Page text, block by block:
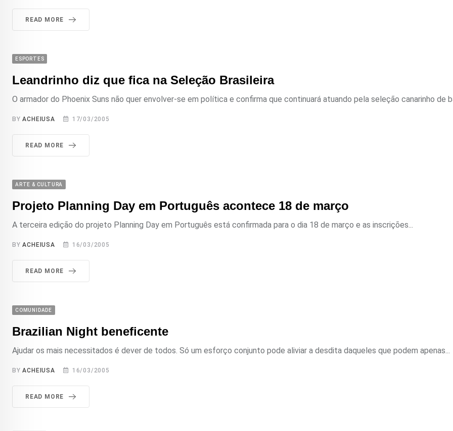
READ MORE
ESPORTES
Leandrinho diz que fica na Seleção Brasileira
O armador do Phoenix Suns não quer envolver-se em política e confirma que continuará atuando pela seleção canarinho de
BYACHEIUSA 17/03/2005
READ MORE
ARTE & CULTURA
Projeto Planning Day em Português acontece 18 de março
A terceira edição do projeto Planning Day em Português está confirmada para o dia 18 de março e as inscrições...
BYACHEIUSA 16/03/2005
READ MORE
COMUNIDADE
Brazilian Night beneficente
Ajudar os mais necessitados é dever de todos. Só um esforço conjunto pode aliviar a desdita daqueles que podem apenas...
BYACHEIUSA 16/03/2005
READ MORE